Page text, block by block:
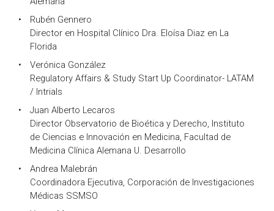
Rubén Gennero
Director en Hospital Clínico Dra. Eloísa Diaz en La
Florida
Verónica González
Regulatory Affairs & Study Start Up Coordinator- LATAM
/ Intrials
Juan Alberto Lecaros
Director Observatorio de Bioética y Derecho, Instituto
de Ciencias e Innovación en Medicina, Facultad de
Medicina Clínica Alemana U. Desarrollo
Andrea Malebrán
Coordinadora Ejecutiva, Corporación de Investigaciones
Médicas SSMSO